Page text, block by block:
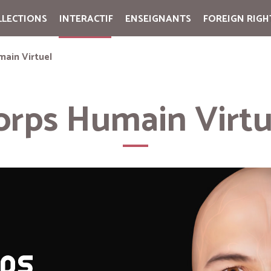
INTERACTIF ENSEIGNANTS FOREIGN
Virtuel
Humain